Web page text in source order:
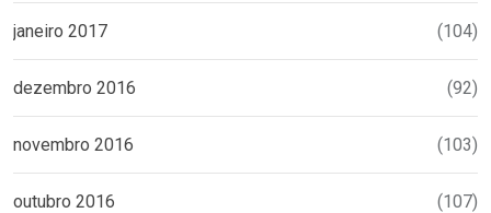
janeiro 2017 (104)
dezembro 2016 (92)
novembro 2016 (103)
outubro 2016 (107)